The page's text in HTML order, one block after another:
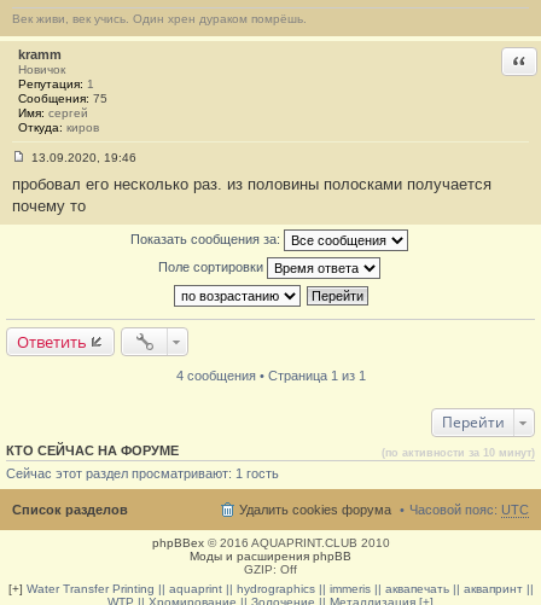
б
щ
е
н
и
е
#
3
Век живи, век учись. Один хрен дураком помрёшь.
kramm
Новичок
Репутация: 1
Сообщения: 75
Имя: сергей
Откуда: киров
о
б
щ
13.09.2020, 19:46
пробовал его несколько раз. из половины полосками получается
почему то
Показать сообщения за:
Поле сортировки
Ответить
4 сообщения • Страница 1 из 1
Перейти
КТО СЕЙЧАС НА ФОРУМЕ (по активности за 10 минут)
Сейчас этот раздел просматривают: 1 гость
Список разделов Часовой пояс: UTC
Удалить cookies форума
phpBBex© 2016 AQUAPRINT.CLUB 2010
Моды и расширения phpBB
GZIP: Off
[+] Water Transfer Printing || aquaprint || hydrographics || immeris || аквапечать || аквапринт ||
WTP || Хромирование || Золочение || Металлизация [+]